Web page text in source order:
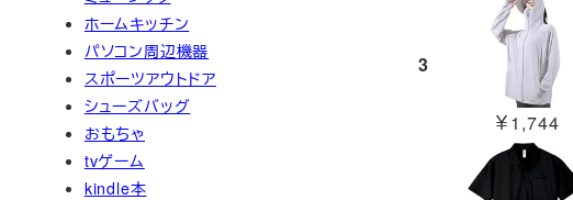
3
￥1,744
ホームキッチン
パソコン周辺機器
スポーツアウトドア
シューズバッグ
おもちゃ
tvゲーム
kindle本